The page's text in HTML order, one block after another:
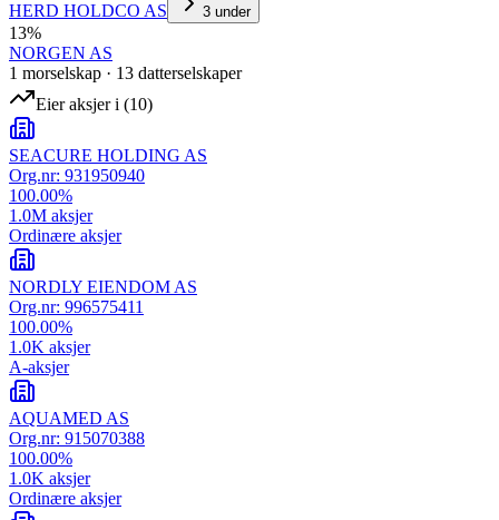
HERD HOLDCO AS
3 under
13%
NORGEN AS
1 morselskap · 13 datterselskaper
Eier aksjer i (10)
SEACURE HOLDING AS
Org.nr: 931950940
100.00%
1.0M aksjer
Ordinære aksjer
NORDLY EIENDOM AS
Org.nr: 996575411
100.00%
1.0K aksjer
A-aksjer
AQUAMED AS
Org.nr: 915070388
100.00%
1.0K aksjer
Ordinære aksjer